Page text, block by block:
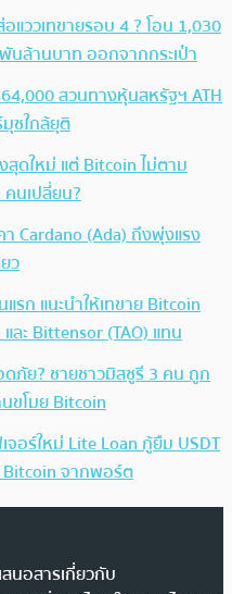
แววเทขายรอบ 4 ? โอน 1,030
นล้านบาท ออกจากกระเป๋า
สวนทางหุ้นสหรัฐฯ ATH
ซใกล้ยุติ
สุดใหม่ แต่ Bitcoin ไม่ตาม
นเปลี่ยน?
Cardano (Ada) ถึงพุ่งแรง
ว
รก แนะนำให้เทขาย Bitcoin
ละ Bittensor (TAO) แทน
ดภัย? ชายชาวมิสซูรี 3 คน ถูก
ขโมย Bitcoin
จอร์ใหม่ Lite Loan กู้ยืม USDT
Bitcoin จากพอร์ต
นอสารเกี่ยวกับ